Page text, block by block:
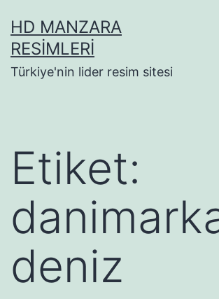
geçHD MANZARA
RESIMLERI
Türkiye'nin lider resim sitesi
Etiket:
deniz